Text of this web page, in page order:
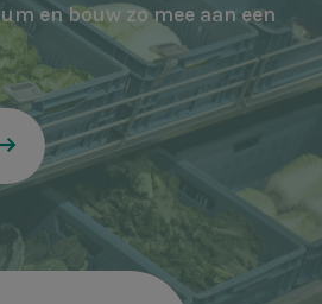
en bouw zo mee aan een